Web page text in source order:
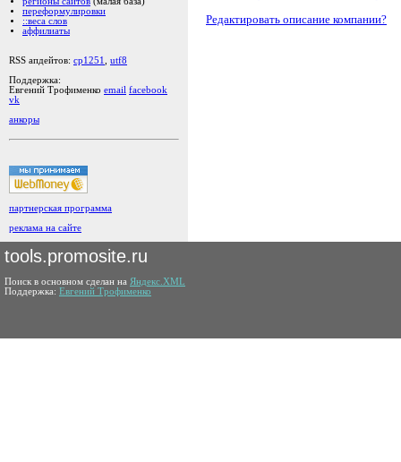
переформулировки
::веса слов
аффилиаты
RSS апдейтов: cp1251
utf8
Поддержка:
Евгений Трофименко email facebook
vk
анкоры
партнерская программа
реклама на сайте
Редактировать описание компании?
tools.promosite.ru
Поиск в основном сделан на Яндекс.XML
Поддержка: Евгений Трофименко